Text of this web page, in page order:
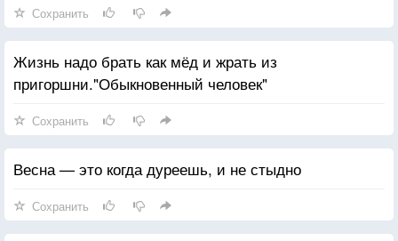
Сохранить
Жизнь надо брать как мёд и жрать из
пригоршни."Обыкновенный человек"
Сохранить
Весна — это когда дуреешь, и не стыдно
Сохранить